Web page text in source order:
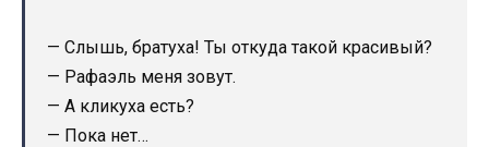
— Слышь, братуха! Ты откуда такой красивый?
— Рафаэль меня зовут.
— А кликуха есть?
— Пока нет…